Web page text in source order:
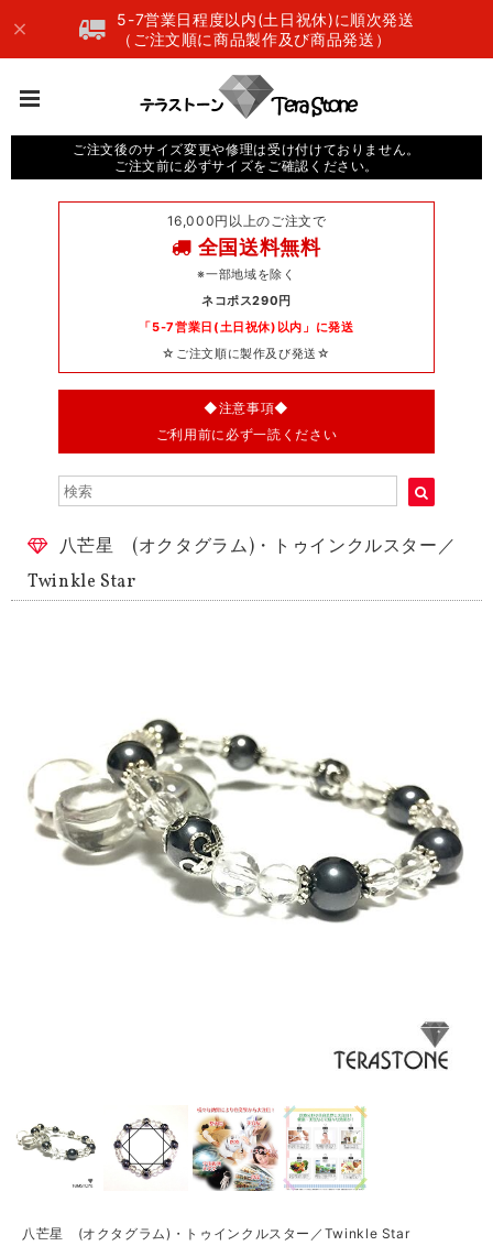
5-7営業日程度以内(土日祝休)に順次発送
（ご注文順に商品製作及び商品発送）
ご注文後のサイズ変更や修理は受け付けておりません。
ご注文前に必ずサイズをご確認ください。
16,000円以上のご注文で
全国送料無料
※一部地域を除く
ネコポス290円
「5-7営業日(土日祝休)以内」に発送
☆ご注文順に製作及び発送☆
◆注意事項◆
ご利用前に必ず一読ください
八芒星 (オクタグラム)・トゥインクルスター／
Twinkle Star
八芒星 (オクタグラム)・トゥインクルスター／Twinkle Star